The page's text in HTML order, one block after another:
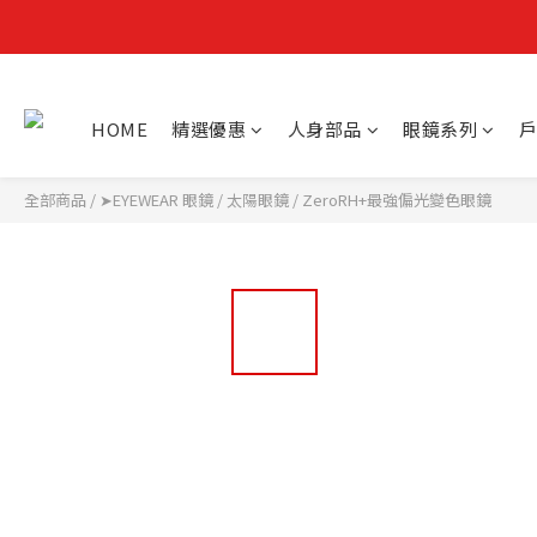
HOME 精選優惠 人身部品 眼鏡系列
全部商品 / ➤EYEWEAR 眼鏡 / 太陽眼鏡 / ZeroRH+最強偏光變色眼鏡